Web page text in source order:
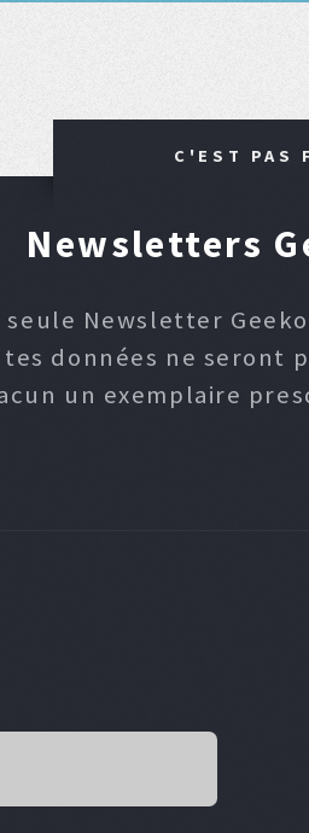
C'EST PAS
Newsletters
seule Newsletter
données ne seront
un exemplaire